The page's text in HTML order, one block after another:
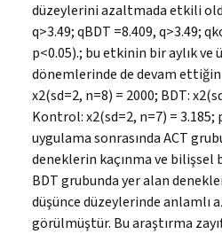
düzeylerini azaltmada etkili
q>3.49; qBDT =8.409, q>3.49;
p<0.05).; bu etkinin bir aylık ve
dönemlerinde de devam
x2(sd=2, n=8) = 2000; BDT:
Kontrol: x2(sd=2, n=7) =
uygulama sonrasında ACT
deneklerin kaçınma ve bilişsel
BDT grubunda yer alan
düşünce düzeylerinde anlamlı
görülmüştür. Bu araştırma